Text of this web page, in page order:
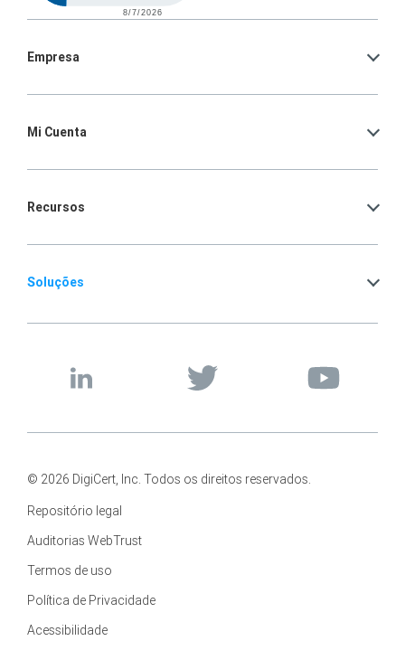
Empresa
Mi Cuenta
Recursos
Soluções
© 2026 DigiCert, Inc. Todos os direitos reservados.
Repositório legal
Auditorias WebTrust
Termos de uso
Política de Privacidade
Acessibilidade